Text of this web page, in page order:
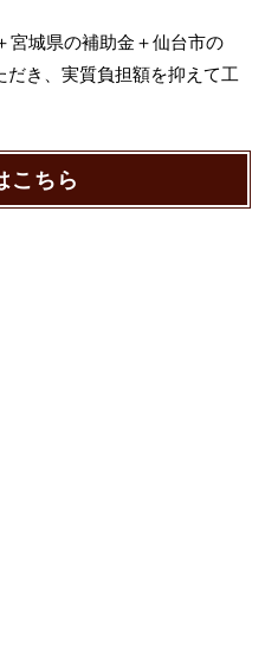
宮城県の補助金＋仙台市の
き、実質負担額を抑えて工
こちら